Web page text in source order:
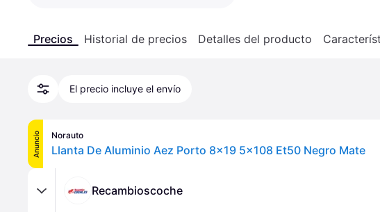
Precios Historial de precios Detalles del producto
El precio incluye el envío
Anuncio Norauto
Llanta De Aluminio Aez Porto 8x19 5x108 Et50 Negro Mate
Recambioscoche